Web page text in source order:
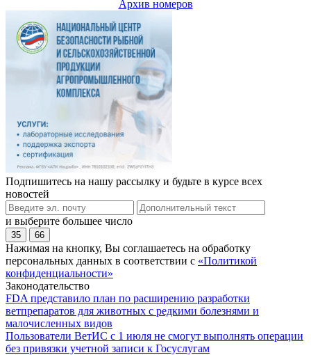
Архив номеров
Подпишитесь на нашу рассылку и будьте в курсе всех
новостей
и выберите большее число
35 66
Нажимая на кнопку, Вы соглашаетесь на обработку
персональных данных в соответствии с «Политикой
конфиденциальности»
Законодательство
FDA представило план по расширению разработки
ветпрепаратов для животных с редкими болезнями и
малочисленных видов
Пользователи ВетИС с 1 июля не смогут выполнять операции
без привязки учетной записи к Госуслугам